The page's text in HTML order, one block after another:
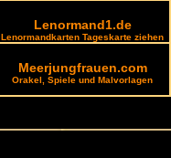
Lenormand1.de
Lenormandkarten Tageskarte ziehen
Meerjungfrauen.com
Orakel, Spiele und Malvorlagen